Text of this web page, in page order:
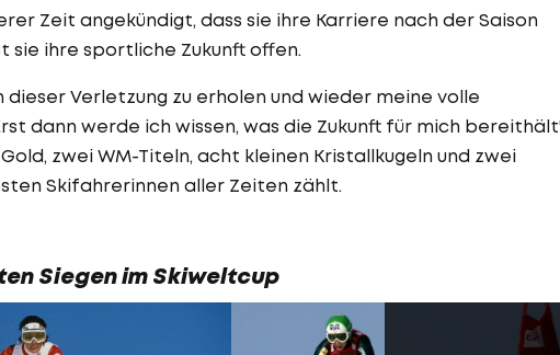
Zeit angekündigt, dass sie ihre Karriere nach der Saison
sie ihre sportliche Zukunft offen.
dieser Verletzung zu erholen und wieder meine volle
dann werde ich wissen, was die Zukunft für mich
zwei WM-Titeln, acht kleinen Kristallkugeln und zwei
Skifahrerinnen aller Zeiten zählt.
Siegen im Skiweltcup